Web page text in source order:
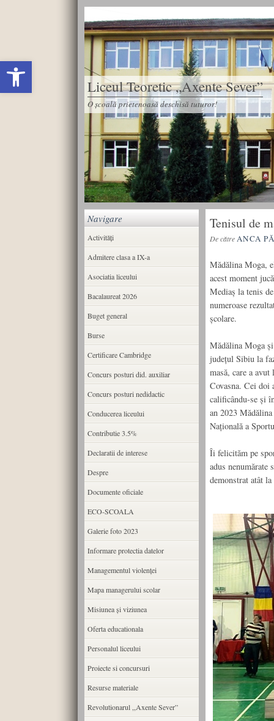
Deschide bara de unelte
Liceul Teoretic „Axente Sever”
O școală prietenoasă deschisă tuturor!
Tenisul de
De cătreANCA
Mădălina Moga,
acest moment
Mediaș la tenis
numeroase
școlare.
Mădălina Moga
județul Sibiu la
masă, care a
Covasna. Cei doi
calificându-se și
an 2023
Națională a
Îi felicităm pe
adus
demonstrat atât
Navigare
Activități
Admitere clasa a IX-a
Asociatia liceului
Bacalaureat 2026
Buget general
Burse
Certificare Cambridge
Concurs posturi did. auxiliar
Concurs posturi nedidactic
Conducerea liceului
Contributie 3.5%
Declaratii de interese
Despre
Documente oficiale
ECO-SCOALA
Galerie foto 2023
Informare protectia datelor
Managementul violenței
Mapa managerului scolar
Misiunea şi viziunea
Oferta educationala
Personalul liceului
Proiecte si concursuri
Resurse materiale
Revolutionarul ,,Axente Sever”